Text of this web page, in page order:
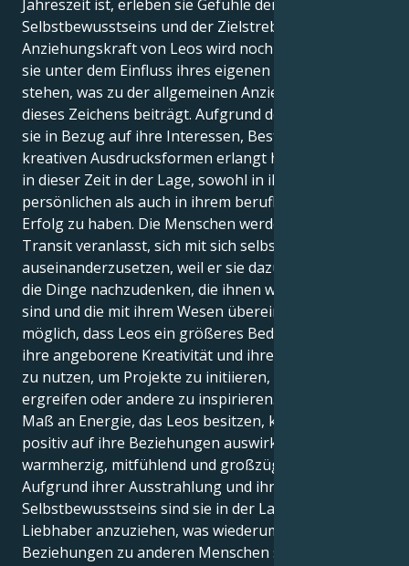
Jahreszeit ist, erleben sie Gefühle der Macht, des
Selbstbewusstseins und der Zielstrebigkeit. Die
Anziehungskraft von Leos wird noch verstärkt, wenn
sie unter dem Einfluss ihres eigenen Sonnenzeichens
stehen, was zu der allgemeinen Anziehungskraft
dieses Zeichens beiträgt. Aufgrund der Klarheit, die
sie in Bezug auf ihre Interessen, Bestrebungen und
kreativen Ausdrucksformen erlangt haben, sind Leos
in dieser Zeit in der Lage, sowohl in ihrem
persönlichen als auch in ihrem beruflichen Leben
Erfolg zu haben. Die Menschen werden durch diesen
Transit veranlasst, sich mit sich selbst
auseinanderzusetzen, weil er sie dazu bringt, über
die Dinge nachzudenken, die ihnen wirklich wichtig
sind und die mit ihrem Wesen übereinstimmen. Es ist
möglich, dass Leos ein größeres Bedürfnis haben,
ihre angeborene Kreativität und ihren Enthusiasmus
zu nutzen, um Projekte zu initiieren, die Initiative zu
ergreifen oder andere zu inspirieren. Das erhöhte
Maß an Energie, das Leos besitzen, könnte sich
positiv auf ihre Beziehungen auswirken, da sie stets
warmherzig, mitfühlend und großzügig sind.
Aufgrund ihrer Ausstrahlung und ihres
Selbstbewusstseins sind sie in der Lage, Freunde und
Liebhaber anzuziehen, was wiederum ihre
Beziehungen zu anderen Menschen stärkt. Wenn die